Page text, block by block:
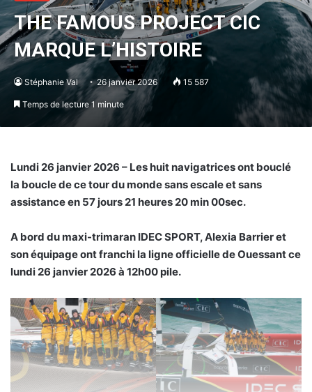
THE FAMOUS PROJECT CIC
MARQUE L’HISTOIRE
Stéphanie Val 26 janvier 2026 15 587
Temps de lecture 1 minute
Lundi 26 janvier 2026 – Les huit navigatrices ont bouclé
la boucle de ce tour du monde sans escale et sans
assistance en 57 jours 21 heures 20 min 00sec.
A bord du maxi-trimaran IDEC SPORT, Alexia Barrier et
son équipage ont franchi la ligne officielle de Ouessant ce
lundi 26 janvier 2026 à 12h00 pile.